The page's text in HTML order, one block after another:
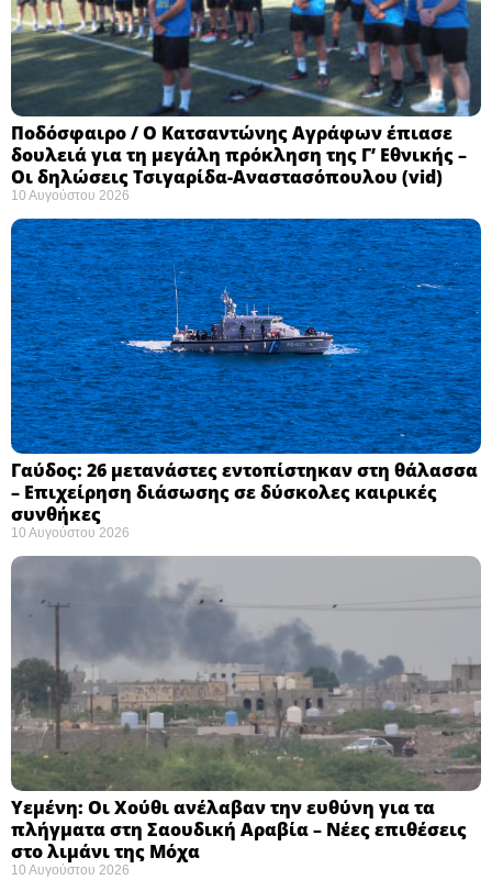
Ποδόσφαιρο / Ο Κατσαντώνης Αγράφων έπιασε
δουλειά για τη μεγάλη πρόκληση της Γ’ Εθνικής –
Οι δηλώσεις Τσιγαρίδα-Αναστασόπουλου (vid)
10 Αυγούστου 2026
Γαύδος: 26 μετανάστες εντοπίστηκαν στη θάλασσα
– Επιχείρηση διάσωσης σε δύσκολες καιρικές
συνθήκες ​
10 Αυγούστου 2026
Υεμένη: Οι Χούθι ανέλαβαν την ευθύνη για τα
πλήγματα στη Σαουδική Αραβία – Νέες επιθέσεις
στο λιμάνι της Μόχα ​
10 Αυγούστου 2026